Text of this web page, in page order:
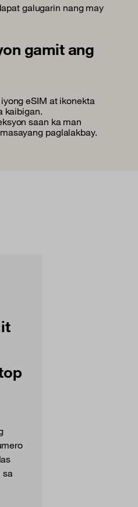
galugarin nang may
gamit ang
eSIM at ikonekta
kaibigan.
saan ka man
paglalakbay.
sa